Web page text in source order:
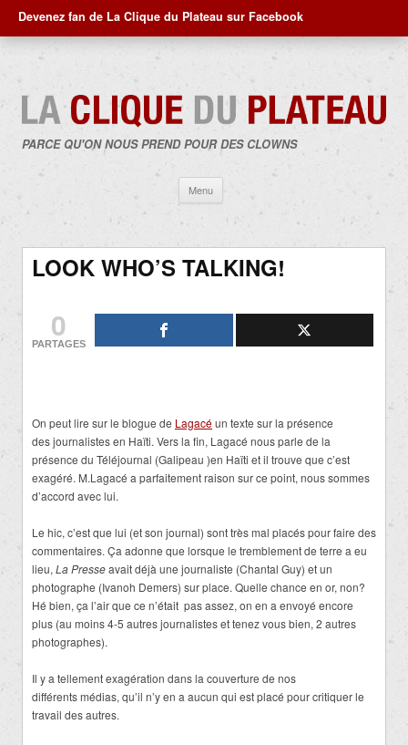
Devenez fan de La Clique du Plateau sur Facebook
PARCE QU'ON NOUS PREND POUR DES CLOWNS
Menu
contenu
LOOK WHO’S TALKING!
0
PARTAGES
On peut lire sur le blogue de Lagacéun texte sur la présence
des journalistes en Haïti. Vers la fin, Lagacé nous parle de la
présence du Téléjournal (Galipeau )en Haïti et il trouve que c’est
exagéré. M.Lagacé a parfaitement raison sur ce point, nous sommes
d’accord avec lui.
Le hic, c’est que lui (et son journal) sont très mal placés pour faire des
commentaires. Ça adonne que lorsque le tremblement de terre a eu
lieu, La Presseavait déjà une journaliste (Chantal Guy) et un
photographe (Ivanoh Demers) sur place. Quelle chance en or, non?
Hé bien, ça l’air que ce n’était pas assez, on en a envoyé encore
plus (au moins 4-5 autres journalistes et tenez vous bien, 2 autres
photographes).
Il y a tellement exagération dans la couverture de nos
différents médias, qu’il n’y en a aucun qui est placé pour critiquer le
travail des autres.